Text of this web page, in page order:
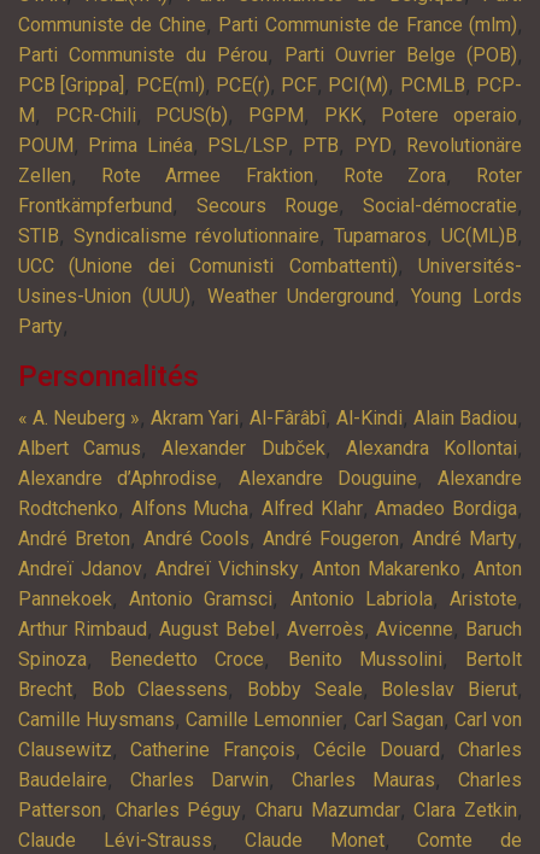
Communiste de Chine, Parti Communiste de France (mlm),
Parti Communiste du Pérou, Parti Ouvrier Belge (POB),
PCB [Grippa] , PCE(ml), PCE(r), PCF, PCI(M), PCMLB, PCP-
M , PCR-Chili, PCUS(b), PGPM , PKK, Potere operaio,
POUM , Prima Linéa, PSL/LSP, PTB, PYD,
Revolutionäre
Zellen, Rote Armee Fraktion, Rote Zora,
Roter
Frontkämpferbund , Secours Rouge, Social-démocratie,
STIB, Syndicalisme révolutionnaire, Tupamaros, UC(ML)B,
UCC (Unione dei Comunisti Combattenti),Universités-
Usines-Union (UUU), Weather Underground ,Young Lords
Party,
Personnalités
« A. Neuberg », Akram Yari, Al-Fârâbî, Al-Kindi, Alain Badiou,
Albert Camus,Alexander Dubček, Alexandra Kollontai,
Alexandre d’Aphrodise, Alexandre Douguine, Alexandre
Rodtchenko, Alfons Mucha,Alfred Klahr,Amadeo Bordiga,
André Breton, André Cools, André Fougeron, André Marty,
Andreï Jdanov, Andreï Vichinsky, Anton Makarenko, Anton
Pannekoek,Antonio Gramsci, Antonio Labriola,Aristote,
Arthur Rimbaud ,August Bebel , Averroès, Avicenne, Baruch
Spinoza, Benedetto Croce, Benito Mussolini,
Bertolt
Brecht, Bob Claessens, Bobby Seale, Boleslav Bierut,
Camille Huysmans,Camille Lemonnier, Carl Sagan, Carl von
Clausewitz,Catherine François,Cécile Douard ,Charles
Baudelaire, Charles Darwin, Charles Mauras, Charles
Patterson, Charles Péguy,Charu Mazumdar,Clara Zetkin,
Claude Lévi-Strauss,Claude Monet,Comte de